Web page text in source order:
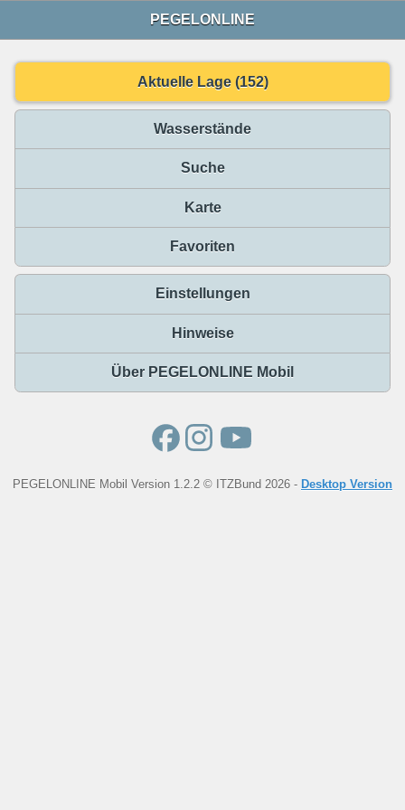
PEGELONLINE
Aktuelle Lage (152)
Wasserstände
Suche
Karte
Favoriten
Einstellungen
Hinweise
Über PEGELONLINE Mobil
PEGELONLINE Mobil Version 1.2.2 © ITZBund 2026 - Desktop Version